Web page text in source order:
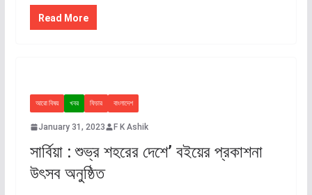
Read More
আরো বিষয় খবর ফিচার বাংলাদেশ
January 31, 2023 F K Ashik
সার্বিয়া : শুভ্র শহরের দেশে’ বইয়ের প্রকাশনা
উৎসব অনুষ্ঠিত